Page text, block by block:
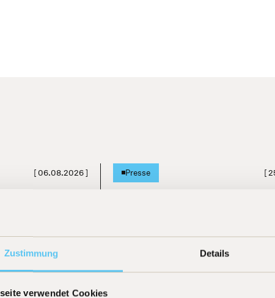
Zustimmung Details
verwendet Cookies
[06.08.2026]
als ETF
Presse [
Blase"